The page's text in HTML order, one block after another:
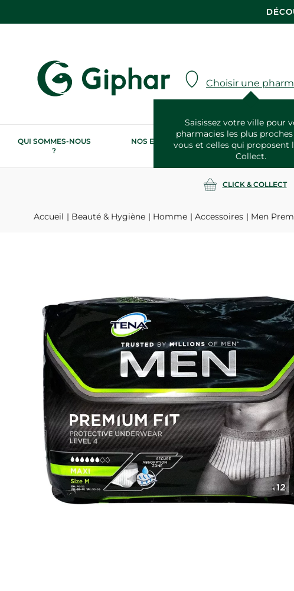
Choisir une
Saisissez votre ville pour
pharmacies les plus
vous et celles qui proposent
Collect.
QUI SOMMES-NOUS
?
NOS ENGAGEMENTS
RSE
NOS
CLICK & COLLECT
Accueil Beauté & Hygiène Homme Accessoires Men